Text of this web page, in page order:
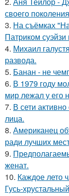
своего
3. На съёмках
Патриком
4. Михаил
развода.
5. Банан - не
6. В 1979 году
мир лежал у его
7. В сети
лица.
8. Американец
ради лучших
9.
женат.
10. Каждое лето
Гусь-